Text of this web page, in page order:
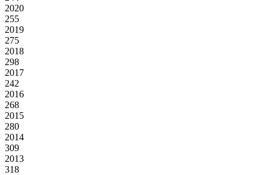
2020
255
2019
275
2018
298
2017
242
2016
268
2015
280
2014
309
2013
318